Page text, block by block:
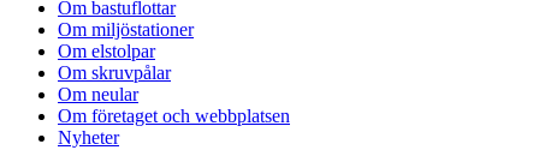
Om bastuflottar
Om miljöstationer
Om elstolpar
Om skruvpålar
Om neular
Om företaget och webbplatsen
Nyheter